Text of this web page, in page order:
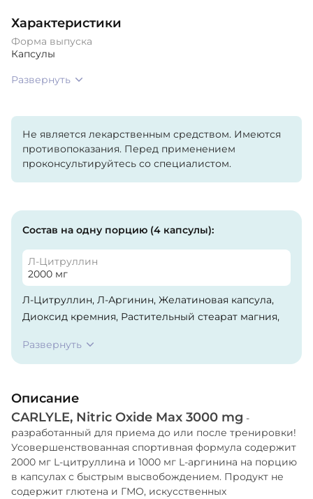
Характеристики
Форма выпуска
Капсулы
Развернуть
Не является лекарственным средством. Имеются
противопоказания. Перед применением
проконсультируйтесь со специалистом.
Состав на одну порцию (4 капсулы):
Л-Цитруллин
2000 мг
Л-Цитруллин, Л-Аргинин, Желатиновая капсула,
Диоксид кремния, Растительный стеарат магния,
Развернуть
Описание
CARLYLE, Nitric Oxide Max 3000 mg -
разработанный для приема до или после тренировки!
Усовершенствованная спортивная формула содержит
2000 мг L-цитруллина и 1000 мг L-аргинина на порцию
в капсулах с быстрым высвобождением. Продукт не
содержит глютена и ГМО, искусственных